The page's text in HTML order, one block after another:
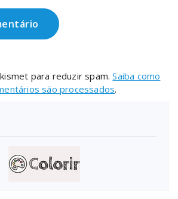
para reduzir spam.Saiba como
são processados.